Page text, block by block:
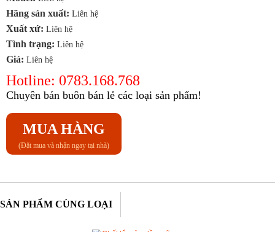
Hãng sản xuất: Liên hệ
Xuất xứ: Liên hệ
Tình trạng: Liên hệ
Giá: Liên hệ
Hotline: 0783.168.768
Chuyên bán buôn bán lẻ các loại sản phẩm!
MUA HÀNG
(Đặt mua và nhận ngay tại nhà)
SẢN PHẨM CÙNG LOẠI